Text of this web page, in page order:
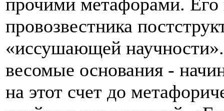
прочими метафорами. Его
провозвестника
«иссушающей
весомые основания -
на этот счет до